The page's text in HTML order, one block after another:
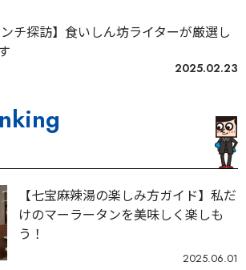
チ探訪】食いしん坊ライターが厳選し
2025.02.23
【七宝麻辣湯の楽しみ方ガイド】私だ
けのマーラータンを美味しく楽しも
う！
2025.06.01